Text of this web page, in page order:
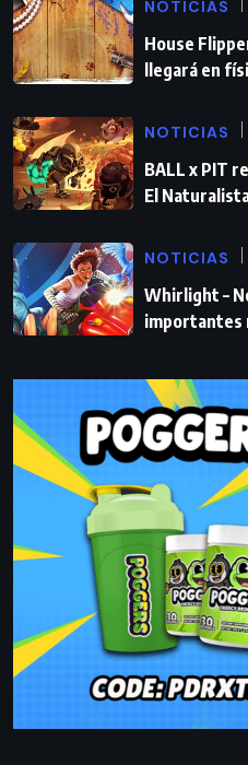
NOTICIAS
House
llegará en
NOTICIAS
BALL x PIT
El
NOTICIAS
Whirlight –
importantes